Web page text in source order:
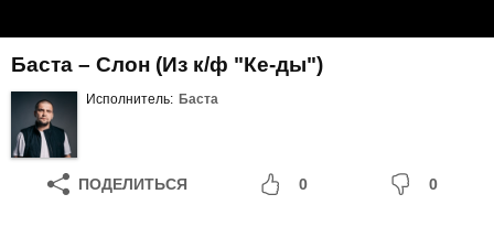
Баста – Слон (Из к/ф "Ке-ды")
Исполнитель: Баста
ПОДЕЛИТЬСЯ 0 0